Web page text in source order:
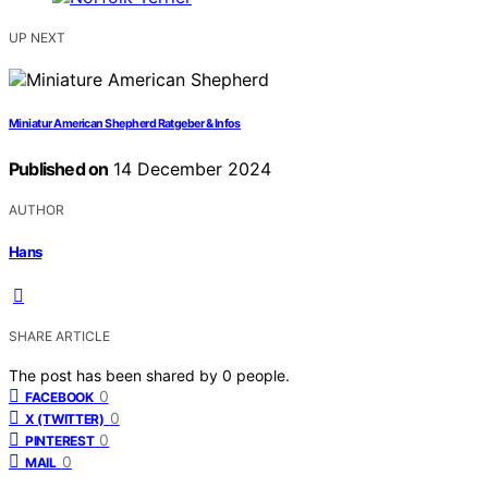
UP NEXT
Miniatur American Shepherd Ratgeber & Infos
Published on 14 December 2024
AUTHOR
Hans
SHARE ARTICLE
The post has been shared by 0 people.
FACEBOOK 0
X (TWITTER) 0
PINTEREST 0
MAIL 0